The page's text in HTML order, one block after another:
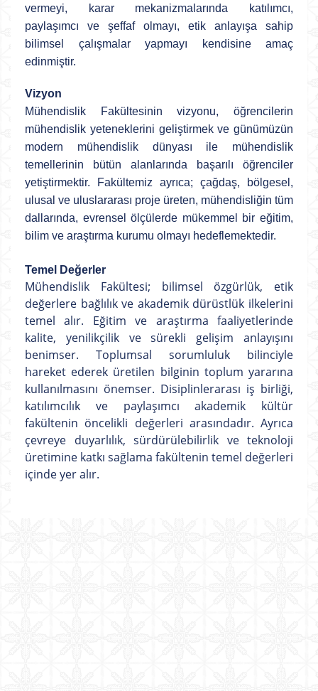
vermeyi, karar mekanizmalarında katılımcı,
paylaşımcı ve şeffaf olmayı, etik anlayışa sahip
bilimsel çalışmalar yapmayı kendisine amaç
edinmiştir.
Vizyon
Mühendislik Fakültesinin vizyonu, öğrencilerin
mühendislik yeteneklerini geliştirmek ve günümüzün
modern mühendislik dünyası ile mühendislik
temellerinin bütün alanlarında başarılı öğrenciler
yetiştirmektir. Fakültemiz ayrıca; çağdaş, bölgesel,
ulusal ve uluslararası proje üreten, mühendisliğin tüm
dallarında, evrensel ölçülerde mükemmel bir eğitim,
bilim ve araştırma kurumu olmayı hedeflemektedir.
Temel Değerler
Mühendislik Fakültesi; bilimsel özgürlük, etik
değerlere bağlılık ve akademik dürüstlük ilkelerini
temel alır. Eğitim ve araştırma faaliyetlerinde
kalite, yenilikçilik ve sürekli gelişim anlayışını
benimser. Toplumsal sorumluluk bilinciyle
hareket ederek üretilen bilginin toplum yararına
kullanılmasını önemser. Disiplinlerarası iş birliği,
katılımcılık ve paylaşımcı akademik kültür
fakültenin öncelikli değerleri arasındadır. Ayrıca
çevreye duyarlılık, sürdürülebilirlik ve teknoloji
üretimine katkı sağlama fakültenin temel değerleri
içinde yer alır.